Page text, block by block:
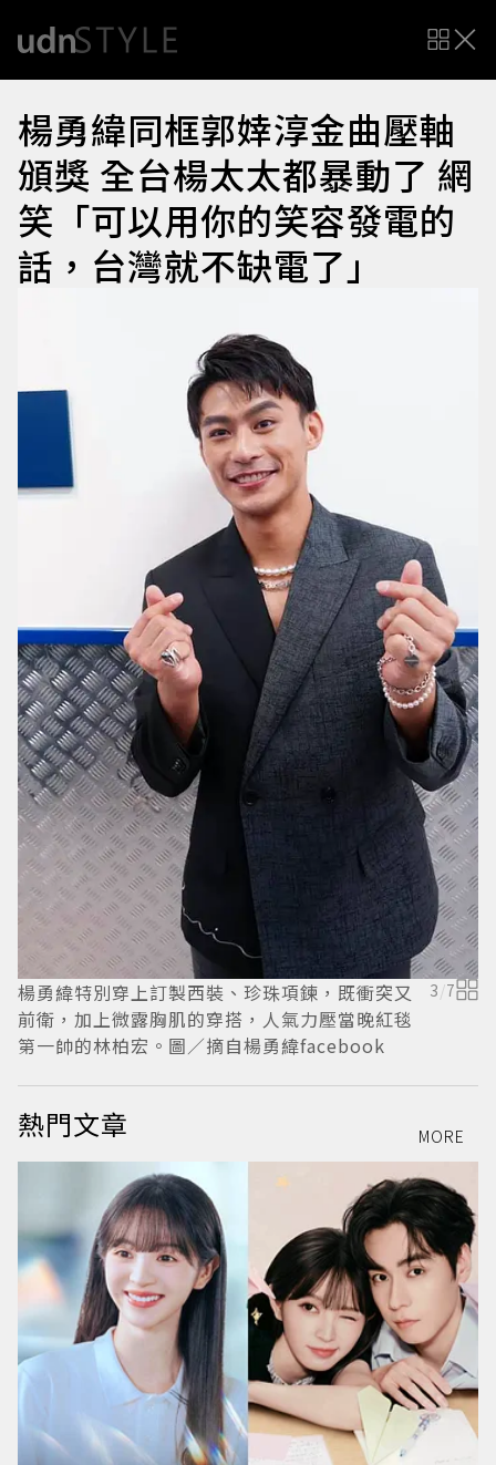
楊勇緯同框郭婞淳金曲壓軸
頒獎 全台楊太太都暴動了 網
笑「可以用你的笑容發電的
話，台灣就不缺電了」
楊勇緯特別穿上訂製西裝、珍珠項鍊，既衝突又
前衛，加上微露胸肌的穿搭，人氣力壓當晚紅毯
第一帥的林柏宏。圖／摘自楊勇緯facebook
3/7
熱門文章 MORE